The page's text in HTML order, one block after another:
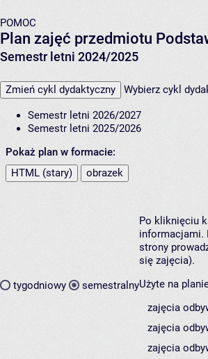
POMOC
Plan zajęć przedmiotu
Semestr letni 2024/2025
Zmień cykl dydaktyczny Wybierz cykl
Semestr letni 2026/2027
Semestr letni 2025/2026
Pokaż plan w formacie:
HTML (stary)
obrazek
tygodniowy semestralny
Po kliknięciu
informacjami.
strony
się zajęcia).
Użyte na
zajęcia
zajęcia
zajęcia